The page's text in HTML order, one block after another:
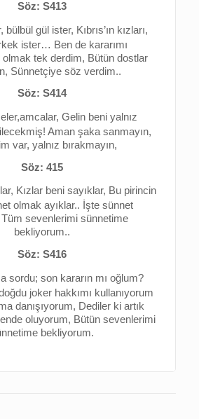
Söz: S413
bülbül gül ister, Kıbrıs’ın kızları,
ister… Ben de kararımı
olmak tek derdim, Bütün dostlar
Sünnetçiye söz verdim..
Söz: S414
Gelin beni yalnız
var, yalnız bırakmayın,
Söz: 415
Kızlar beni sayıklar, Bu pirincin
olmak ayıklar.. İşte sünnet
Tüm sevenlerimi sünnetime
bekliyorum..
Söz: S416
Sünnetçi amca sordu; son kararın mı oğlum?
danışıyorum, Dediler ki artık
oluyorum, Bütün sevenlerimi
bekliyorum.